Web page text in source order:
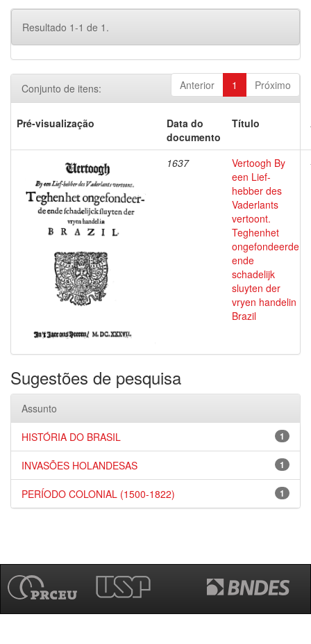
Resultado 1-1 de 1.
Anterior 1 Próximo
Conjunto de itens:
Pré-visualização
Data do
documento
Título
1637
Vertoogh By
een Lief-
hebber des
Vaderlants
vertoont.
Teghenhet
ongefondeerde
ende
schadelijk
sluyten der
vryen handelin
Brazil
Sugestões de pesquisa
Assunto
1
HISTÓRIA DO BRASIL
1
INVASÕES HOLANDESAS
1
PERÍODO COLONIAL (1500-1822)